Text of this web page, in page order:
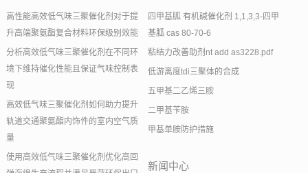
高性能高效低气味三聚催化剂对于提
升高端聚氨酯复合材料环保级别效能
分析高效低气味三聚催化剂在不同环
境下维持催化性能且保证气味控制表
现
高效低气味三聚催化剂如何助力提升
轨道交通聚氨酯内饰件的室内空气质
量
使用高效低气味三聚催化剂优化高回
四甲基胍 有机碱催化剂 1,1,3,3-四甲
基胍 cas 80-70-6
粘结力改善助剂nt add as3228.pdf
低游离度tdi三聚体的合成
五甲基二乙烯三胺
二甲基苄胺
甲基单胺防护措施
新闻中心